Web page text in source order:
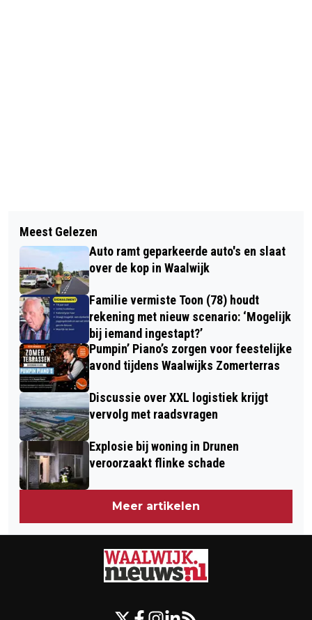
GRATIS KENNISMAKINGSMIDDAG
SENIORENMAATJES LANGSTRAAT IN
ZIDEWINDE SPRANG-CAPELLE OP 15
JANUARI 2026
DIALECTACTIE ZET WAALWIJK
TIJDELIJK OP DE KAART ALS
‘WOLLUK’
Meest Gelezen
Auto ramt geparkeerde auto's en slaat
over de kop in Waalwijk
Familie vermiste Toon (78) houdt
rekening met nieuw scenario: ‘Mogelijk
bij iemand ingestapt?’
Pumpin’ Piano’s zorgen voor feestelijke
avond tijdens Waalwijks Zomerterras
Discussie over XXL logistiek krijgt
vervolg met raadsvragen
Explosie bij woning in Drunen
veroorzaakt flinke schade
Meer artikelen